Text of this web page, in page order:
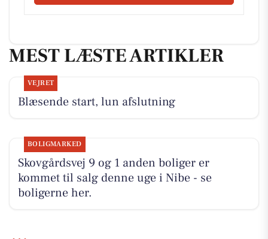
MEST LÆSTE ARTIKLER
VEJRET
Blæsende start, lun afslutning
BOLIGMARKED
Skovgårdsvej 9 og 1 anden boliger er
kommet til salg denne uge i Nibe - se
boligerne her.